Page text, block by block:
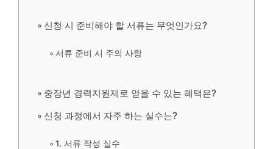
신청 시 준비해야 할 서류는 무엇인가요?
서류 준비 시 주의 사항
중장년 경력지원제로 얻을 수 있는 혜택은?
신청 과정에서 자주 하는 실수는?
1. 서류 작성 실수